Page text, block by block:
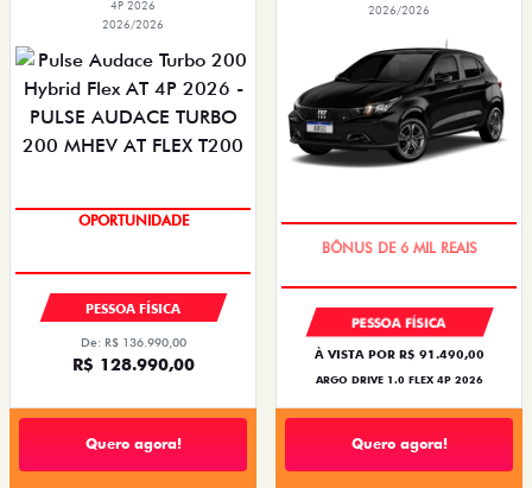
4P 2026
2026/2026
OPORTUNIDADE
PESSOA FÍSICA
De: R$ 136.990,00
R$ 128.990,00
Quero agora!
2026/2026
PESSOA FÍSICA
À VISTA POR R$ 91.490,00
ARGO DRIVE 1.0 FLEX 4P 2026
Quero agora!